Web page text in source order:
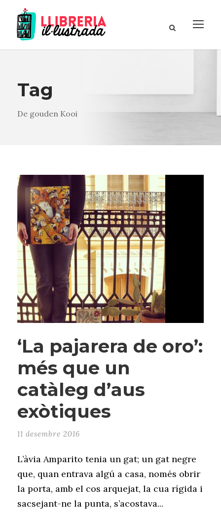
Tag
De gouden Kooi
‘La pajarera de oro’:
més que un
catàleg d’aus
exòtiques
11 desembre 2016
L’àvia Amparito tenia un gat; un gat negre
que, quan entrava algú a casa, només obrir
la porta, amb el cos arquejat, la cua rígida i
sacsejant-ne la punta, s’acostava...